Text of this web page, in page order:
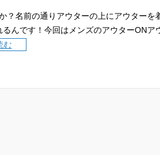
？名前の通りアウターの上にアウターを
んです！今回はメンズのアウターONア
む